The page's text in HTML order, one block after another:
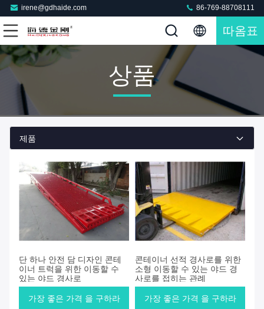
irene@gdhaide.com 86-769-88708111
따옴표
상품
제품
단 하나 안전 담 디자인 콘테
이너 트럭을 위한 이동할 수
있는 야드 경사로
가장 좋은 가격 을 구하라
콘테이너 선적 경사로를 위한
소형 이동할 수 있는 야드 경
사로를 접히는 관례
가장 좋은 가격 을 구하라